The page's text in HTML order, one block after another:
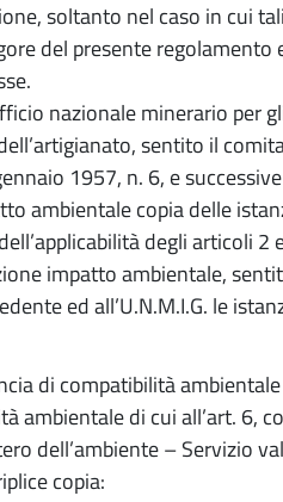
soltanto nel caso in cui
del presente
nazionale minerario per
sentito il
1957, n. 6, e
ambientale copia delle
degli articoli 2
impatto ambientale,
ed all’U.N.M.I.G. le
di compatibilità
ambientale di cui all’art. 6,
dell’ambiente – Servizio
copia: